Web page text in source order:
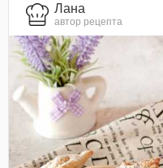
Лана
автор рецепта